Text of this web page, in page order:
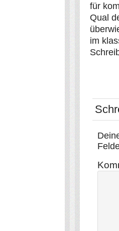
für
Qual
im